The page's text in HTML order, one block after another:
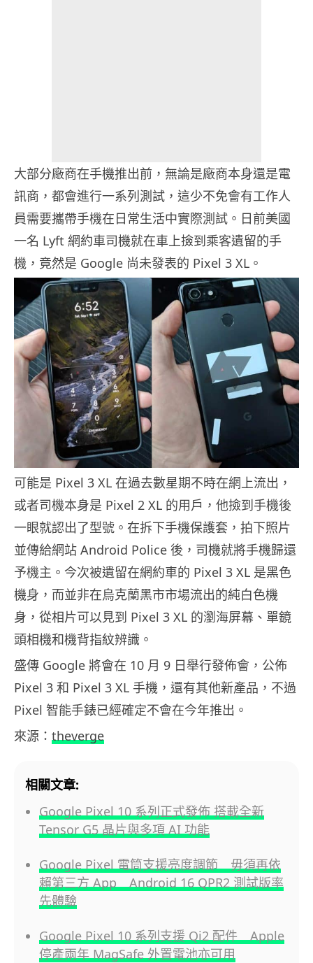
大部分廠商在手機推出前，無論是廠商本身還是電
訊商，都會進行一系列測試，這少不免會有工作人
員需要攜帶手機在日常生活中實際測試。日前美國
一名 Lyft 網約車司機就在車上撿到乘客遺留的手
機，竟然是 Google 尚未發表的 Pixel 3 XL。
可能是 Pixel 3 XL 在過去數星期不時在網上流出，
或者司機本身是 Pixel 2 XL 的用戶，他撿到手機後
一眼就認出了型號。在拆下手機保護套，拍下照片
並傳給網站 Android Police 後，司機就將手機歸還
予機主。今次被遺留在網約車的 Pixel 3 XL 是黑色
機身，而並非在烏克蘭黑市市場流出的純白色機
身，從相片可以見到 Pixel 3 XL 的瀏海屏幕、單鏡
頭相機和機背指紋辨識。
盛傳 Google 將會在 10 月 9 日舉行發佈會，公佈
Pixel 3 和 Pixel 3 XL 手機，還有其他新產品，不過
Pixel 智能手錶已經確定不會在今年推出。
來源： theverge
相關文章:
Google Pixel 10 系列正式發佈 搭載全新
Tensor G5 晶片與多項 AI 功能
Google Pixel 電筒支援亮度調節 毋須再依
賴第三方 App Android 16 QPR2 測試版率
先體驗
Google Pixel 10 系列支援 Qi2 配件 Apple
停產兩年 MagSafe 外置電池亦可用